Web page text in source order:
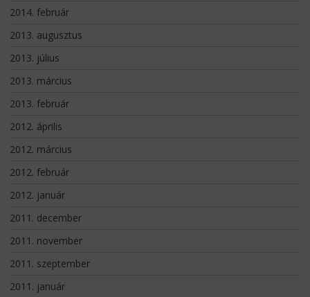
2014. február
2013. augusztus
2013. július
2013. március
2013. február
2012. április
2012. március
2012. február
2012. január
2011. december
2011. november
2011. szeptember
2011. január